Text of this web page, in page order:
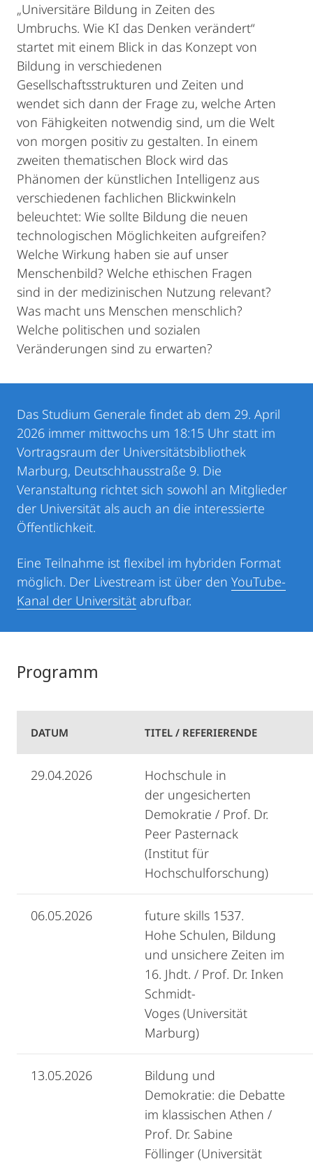
„Universitäre Bildung in Zeiten des
Umbruchs. Wie KI das Denken verändert“
startet mit einem Blick in das Konzept von
Bildung in verschiedenen
Gesellschaftsstrukturen und Zeiten und
wendet sich dann der Frage zu, welche Arten
von Fähigkeiten notwendig sind, um die Welt
von morgen positiv zu gestalten. In einem
zweiten thematischen Block wird das
Phänomen der künstlichen Intelligenz aus
verschiedenen fachlichen Blickwinkeln
beleuchtet: Wie sollte Bildung die neuen
technologischen Möglichkeiten aufgreifen?
Welche Wirkung haben sie auf unser
Menschenbild? Welche ethischen Fragen
sind in der medizinischen Nutzung relevant?
Was macht uns Menschen menschlich?
Welche politischen und sozialen
Veränderungen sind zu erwarten?
Das Studium Generale findet ab dem 29. April
2026 immer mittwochs um 18:15 Uhr statt im
Vortragsraum der Universitätsbibliothek
Marburg, Deutschhausstraße 9. Die
Veranstaltung richtet sich sowohl an Mitglieder
der Universität als auch an die interessierte
Öffentlichkeit.
Eine Teilnahme ist flexibel im hybriden Format
möglich. Der Livestream ist über den YouTube-
Kanal der Universität abrufbar.
Programm
DATUM TITEL / REFERIERENDE
29.04.2026
Hochschule in
der ungesicherten
Demokratie / Prof. Dr.
Peer Pasternack
(Institut für
Hochschulforschung)
06.05.2026
future skills 1537.
Hohe Schulen, Bildung
und unsichere Zeiten im
16. Jhdt. / Prof. Dr. Inken
Schmidt-
Voges (Universität
Marburg)
13.05.2026
Bildung und
Demokratie: die Debatte
im klassischen Athen /
Prof. Dr. Sabine
Föllinger (Universität